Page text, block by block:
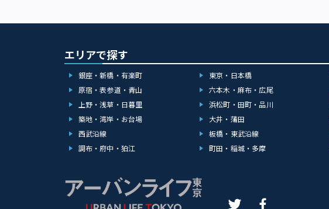
エリアで探す
銀座・新橋・有楽町 東京・日本橋
原宿・表参道・青山
六本木・麻布・広尾
上野・浅草・日暮里
浜松町・田町・品川
築地・湾岸・お台場
大井・蒲田
西武沿線
板橋・東武沿線
調布・府中・狛江
町田・稲城・多摩